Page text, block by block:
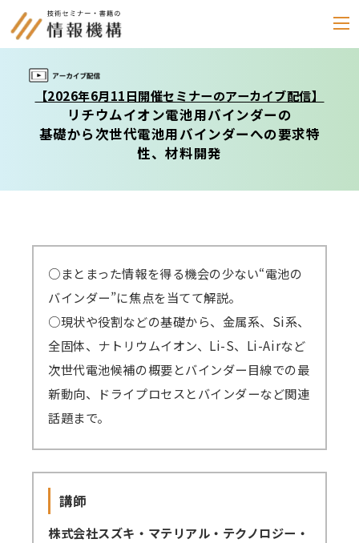
セミナー
「化学物質管理」
セミナーアーカイブ
動画配信・DVD
カテゴリー別
講師派遣
(社内研修)
コラム・取材
お申し込み・振込要領
【2026年6月11日開催セミナーのアーカイブ配信】
リチウムイオン電池用バインダーの
基礎から次世代電池用バインダーへの要求特
性、材料開発
○まとまった情報を得る機会の少ない“電池の
バインダー”に焦点を当てて解説。
○現状や役割などの基礎から、金属系、Si系、
全固体、ナトリウムイオン、Li-S、Li-Airなど
次世代電池候補の概要とバインダー目線での最
新動向、ドライプロセスとバインダーなど関連
話題まで。
講師
株式会社スズキ・マテリアル・テクノロジー・